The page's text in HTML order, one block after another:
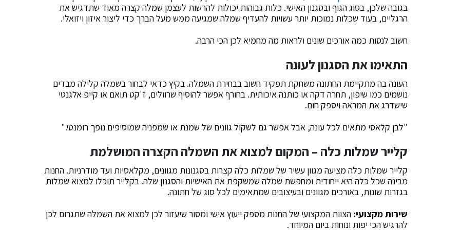
בגובה שלכן, בסוג הגוף ובסגנון האישי. כלות גבוהות יכולות להרשות לעצמן שמלה קצרה מאוד שתדגיש את
הרגליים, בעוד שכלות נמוכות יותר עשויות להעדיף שמלה שמגיעה ממש מעל הברך כדי ליצור איזון ויזואלי.
חשוב לנסות כמה אורכים שונים ולראות מה מחמיא לכן הכי הרבה.
התאימו את הסגנון לעונה
העונה בה מתקיימת החתונה משחקת תפקיד חשוב בבחירת השמלה. בקיץ כדאי לבחור בשמלה קלילה מבדים
נושמים כמו שיפון, תחרה דקה או כותנה איכותית. בחורף אפשר להוסיף שרוולים, ז'קט תואם או קייפ אלגנטי
שישדרג את המראה ויספק חום.
"לבן קלאסי מתאים לכל עונה, אבל אפשר גם לשקול גוונים של שמנת או שמפניה שמוסיפים נופך רומנטי."
קלייר שמלות כלה – המקום למצוא את השמלה הקצרה המושלמת
קלייר שמלות כלה מציעה מגוון עשיר של שמלות כלה קצרות בסגנונות מגוונים, מקלאסיות ועד מודרניות. החנות
מבינה שכל כלה היא ייחודית ומחפשת שמלה שמשקפת את האישיות והסגנון שלה. בקלייר תוכלו למצוא שמלות
בגזרות שונות, באורכים מגוונים ובעיצובים שמתאימים לכל סוג של חתונה.
שירות מקצועי: הצוות המקצועי של החנות מספק ייעוץ אישי ומסור שיעזור לכן למצוא את השמלה שתגרום לכן
להרגיש הכי יפות ונוחות ביום המיוחד.